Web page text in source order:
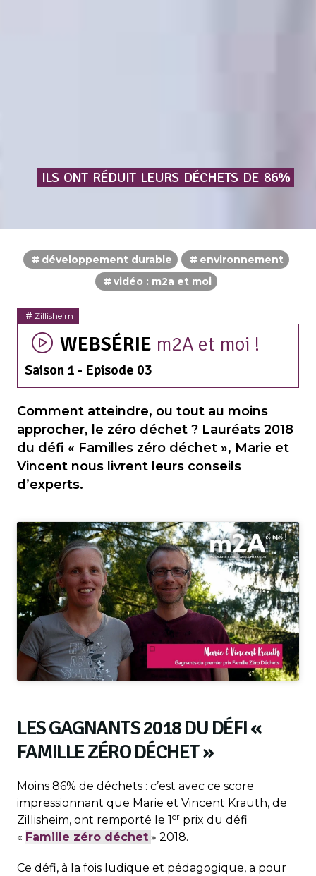
ILS ONT RÉDUIT LEURS DÉCHETS DE 86%
développement durable
environnement
vidéo : m2a et moi
Zillisheim
WEBSÉRIE m2A et moi !
Saison 1 - Episode 03
Comment atteindre, ou tout au moins
approcher, le zéro déchet ? Lauréats 2018
du défi « Familles zéro déchet », Marie et
Vincent nous livrent leurs conseils
d’experts.
LES GAGNANTS 2018 DU DÉFI «
FAMILLE ZÉRO DÉCHET »
Moins 86% de déchets : c’est avec ce score
impressionnant que Marie et Vincent Krauth, de
Zillisheim, ont remporté le 1er prix du défi
« Famille zéro déchet » 2018.
Ce défi, à la fois ludique et pédagogique, a pour